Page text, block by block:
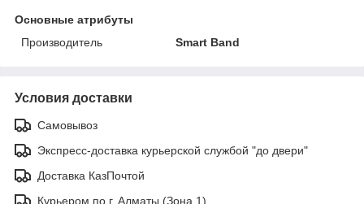
Основные атрибуты
Производитель
Smart Band
Условия доставки
Самовывоз
Экспресс-доставка курьерской службой "до двери"
Доставка КазПочтой
Курьером по г. Алматы (Зона 1)